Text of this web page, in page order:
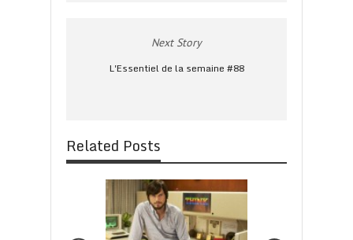
Next Story
L'Essentiel de la semaine #88
Related Posts